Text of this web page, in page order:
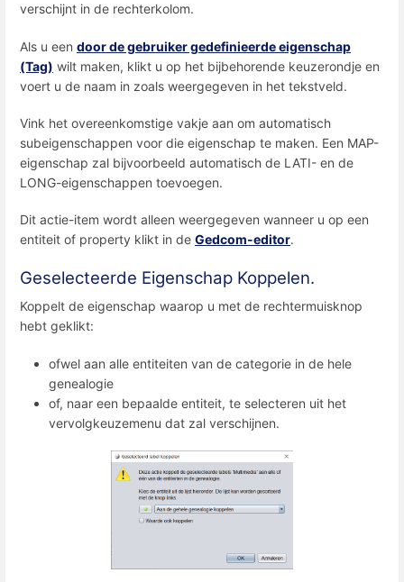
verschijnt in de rechterkolom.
Als u een door de gebruiker gedefinieerde eigenschap
(Tag) wilt maken, klikt u op het bijbehorende keuzerondje en
voert u de naam in zoals weergegeven in het tekstveld.
Vink het overeenkomstige vakje aan om automatisch
subeigenschappen voor die eigenschap te maken. Een MAP-
eigenschap zal bijvoorbeeld automatisch de LATI- en de
LONG-eigenschappen toevoegen.
Dit actie-item wordt alleen weergegeven wanneer u op een
entiteit of property klikt in de Gedcom-editor.
Geselecteerde Eigenschap Koppelen.
Koppelt de eigenschap waarop u met de rechtermuisknop
hebt geklikt:
ofwel aan alle entiteiten van de categorie in de hele
genealogie
of, naar een bepaalde entiteit, te selecteren uit het
vervolgkeuzemenu dat zal verschijnen.